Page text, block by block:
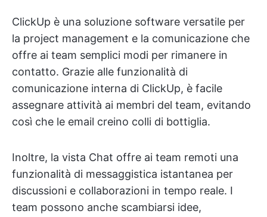
ClickUp è una soluzione software versatile per
la project management e la comunicazione che
offre ai team semplici modi per rimanere in
contatto. Grazie alle funzionalità di
comunicazione interna di ClickUp, è facile
assegnare attività ai membri del team, evitando
così che le email creino colli di bottiglia.
Inoltre, la vista Chat offre ai team remoti una
funzionalità di messaggistica istantanea per
discussioni e collaborazioni in tempo reale. I
team possono anche scambiarsi idee,